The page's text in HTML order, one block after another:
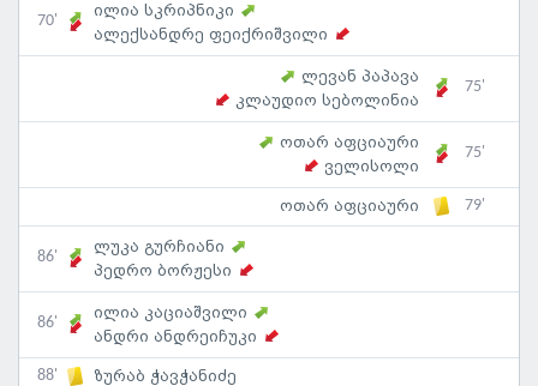
70'
ილია სკრიპნიკი
ალექსანდრე ფეიქრიშვილი
ლევან პაპავა
კლაუდიო სებოლინია
75'
ოთარ აფციაური
ველისოლი
75'
ოთარ აფციაური 79'
86'
ლუკა გურჩიანი
პედრო ბორჟესი
86'
ილია კაციაშვილი
ანდრი ანდრეიჩუკი
88' ზურაბ ჭავჭანიძე